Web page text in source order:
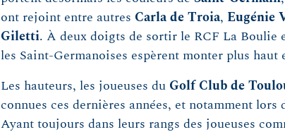
ont rejoint entre autres Carla de Troia, Eugénie
Giletti. À deux doigts de sortir le RCF La Boulie
les Saint-Germanoises espèrent monter plus haut
Les hauteurs, les joueuses du Golf Club de
connues ces dernières années, et notamment lors
Ayant toujours dans leurs rangs des joueuses